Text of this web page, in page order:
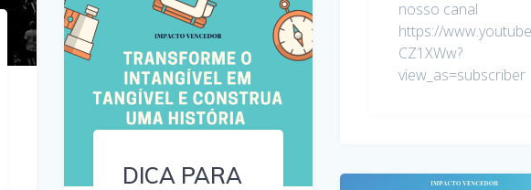
nosso canal
https://
CZ1XWw?
view_as=subscriber
DICA PARA